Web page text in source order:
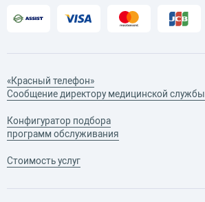
«Красный телефон»
Сообщение директору медицинской службы
Конфигуратор подбора
программ обслуживания
Стоимость услуг